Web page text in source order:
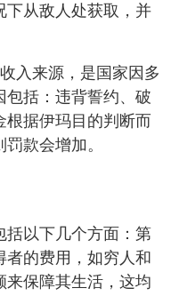
下从敌人处获取，并
入来源，是国家因多
包括：违背誓约、破
据伊玛目的判断而
款会增加。
括以下几个方面：第
者的费用，如穷人和
来保障其生活，这均